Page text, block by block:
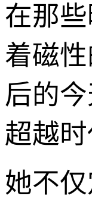
在那
着磁
后的
超越时
她不